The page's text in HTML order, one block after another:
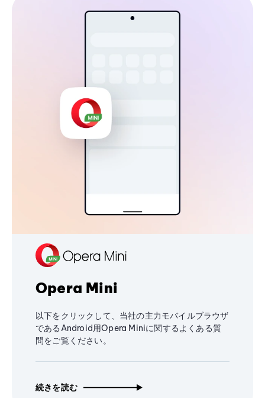
Opera Mini
以下をクリックして、当社の主力モバイルブラウザ
であるAndroid用Opera Miniに関するよくある質
問をご覧ください。
続きを読む